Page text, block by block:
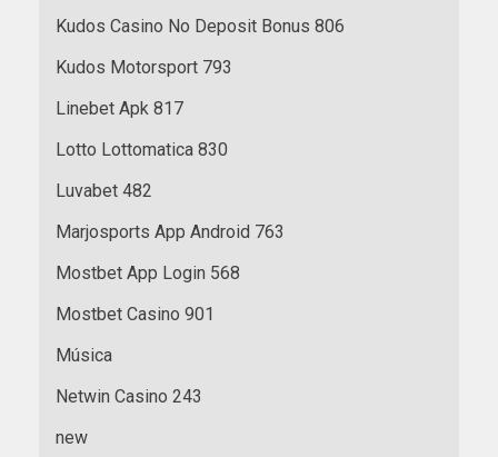
Kudos Casino No Deposit Bonus 806
Kudos Motorsport 793
Linebet Apk 817
Lotto Lottomatica 830
Luvabet 482
Marjosports App Android 763
Mostbet App Login 568
Mostbet Casino 901
Música
Netwin Casino 243
new